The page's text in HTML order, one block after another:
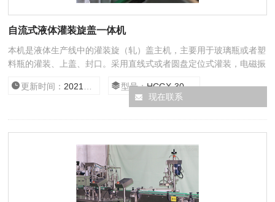
自流式液体灌装旋盖一体机
本机是液体生产线中的灌装旋（轧）盖主机，主要用于玻璃瓶或者塑
料瓶的灌装、上盖、封口。采用直线式或者圆盘定位式灌装，电磁振
（轧）盖合二为一，结构紧凑，符合GMP标准。
更新时间： 2021/3/23 15:08:09 型号：HCGX-30/500
现在联系